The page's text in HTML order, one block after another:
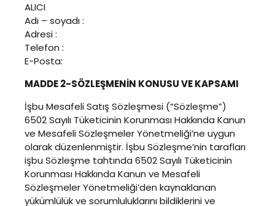
ALICI
Adı – soyadı :
Adresi :
Telefon :
E-Posta:
MADDE 2-SÖZLEŞMENİN KONUSU VE KAPSAMI
İşbu Mesafeli Satış Sözleşmesi (“Sözleşme”)
6502 Sayılı Tüketicinin Korunması Hakkında Kanun
ve Mesafeli Sözleşmeler Yönetmeliği’ne uygun
olarak düzenlenmiştir. İşbu Sözleşme’nin tarafları
işbu Sözleşme tahtında 6502 Sayılı Tüketicinin
Korunması Hakkında Kanun ve Mesafeli
Sözleşmeler Yönetmeliği’den kaynaklanan
yükümlülük ve sorumluluklarını bildiklerini ve